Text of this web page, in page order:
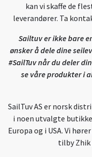
kan vi skaffe de
leverandører. Ta
Sailtuv er ikke bare
ønsker å dele dine
#SailTuv når du deler
se våre produkter i
SailTuv AS er norsk
i noen utvalgte
Europa og i USA. Vi
tilby Zhik